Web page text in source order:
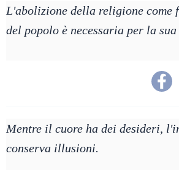
L'abolizione della religione
del popolo è necessaria per la
Mentre il cuore ha dei desideri,
conserva illusioni.